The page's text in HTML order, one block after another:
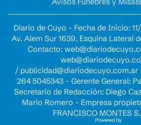
Diario de Cuyo - Fecha de Inicio:
Av. Alem Sur 1639. Esquina Lateral
Contacto:
/ publicidad@diariodecuyo.com.ar
264 5045343 - Gerente General:
Secretario de Redacción: Diego
Mario Romero - Empresa
FRANCISCO MONTES